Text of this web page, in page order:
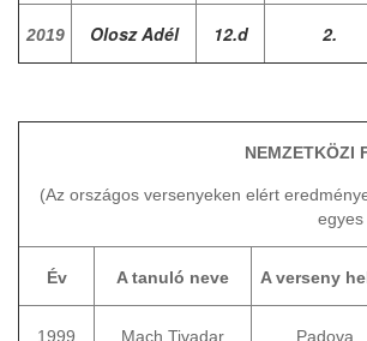
2019 Olosz Adél 12.d 2.
NEMZETKÖZI
(Az országos versenyeken elért
Év A tanuló neve A verseny
1999 Mach Tivadar Padova